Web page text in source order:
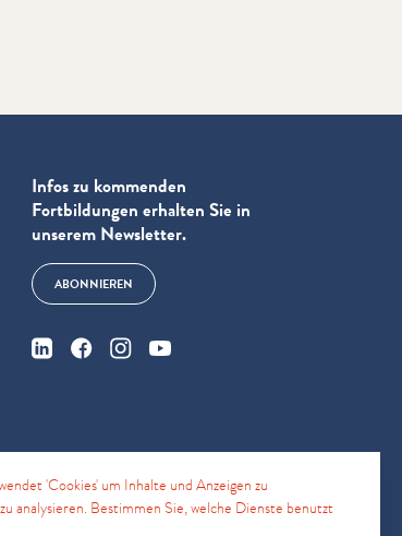
Infos zu kommenden
Fortbildungen erhalten Sie in
unserem Newsletter.
ABONNIEREN
'Cookies' um Inhalte und Anzeigen zu
analysieren. Bestimmen Sie, welche Dienste benutzt